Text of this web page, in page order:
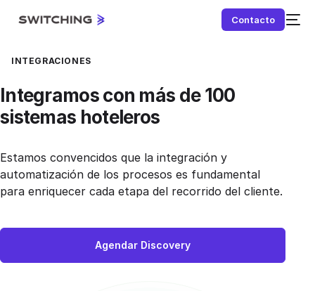
Contacto
INTEGRACIONES
Integramos con más de 100
sistemas hoteleros
Estamos convencidos que la integración y
automatización de los procesos es fundamental
para enriquecer cada etapa del recorrido del cliente.
Agendar Discovery
NEW